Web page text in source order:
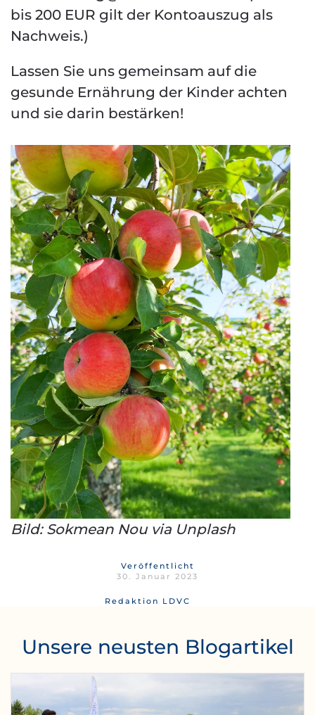
bis 200 EUR gilt der Kontoauszug als
Nachweis.)
Lassen Sie uns gemeinsam auf die
gesunde Ernährung der Kinder achten
und sie darin bestärken!
Bild: Sokmean Nou via Unplash
Veröffentlicht
30. Januar 2023
Redaktion LDVC
Unsere neusten Blogartikel